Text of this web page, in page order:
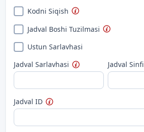
Kodni Siqish
Jadval Boshi Tuzilmasi
Ustun Sarlavhasi
Jadval Sarlavhasi
Jadval Sinfi
Jadval ID